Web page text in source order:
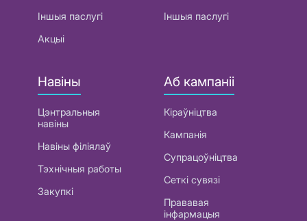
Іншыя паслугі
Акцыі
Іншыя паслугі
Навіны
Цэнтральныя
навіны
Навіны філіялаў
Тэхнічныя работы
Закупкі
Аб кампаніі
Кіраўніцтва
Кампанія
Супрацоўніцтва
Сеткі сувязі
Прававая
інфармацыя